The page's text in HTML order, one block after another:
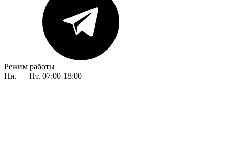
Режим работы
Пн. — Пт. 07:00-18:00